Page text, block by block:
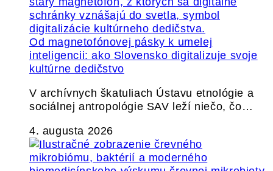
Od magnetofónovej pásky k umelej
inteligencii: ako Slovensko digitalizuje svoje
kultúrne dedičstvo
V archívnych škatuliach Ústavu etnológie a
sociálnej antropológie SAV leží niečo, čo…
4. augusta 2026